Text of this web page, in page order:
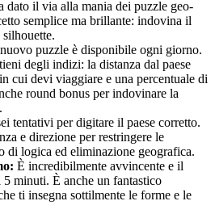
dato il via alla mania dei puzzle geo-
semplice ma brillante: indovina il
silhouette.
puzzle è disponibile ogni giorno.
degli indizi: la distanza dal paese
cui devi viaggiare e una percentuale di
round bonus per indovinare la
tentativi per digitare il paese corretto.
e direzione per restringere le
di logica ed eliminazione geografica.
È incredibilmente avvincente e il
minuti. È anche un fantastico
ti insegna sottilmente le forme e le